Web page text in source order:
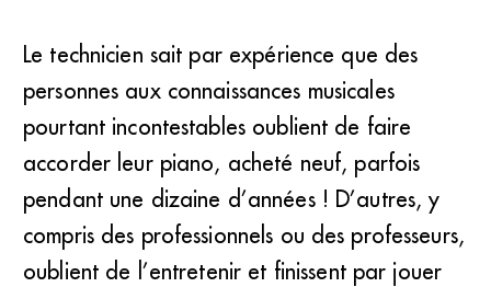
Le technicien sait par expérience que des
personnes aux connaissances musicales
pourtant incontestables oublient de faire
accorder leur piano, acheté neuf, parfois
pendant une dizaine d’années ! D’autres, y
compris des professionnels ou des professeurs,
oublient de l’entretenir et finissent par jouer